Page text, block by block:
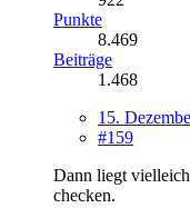
Punkte
8.469
Beiträge
1.468
15.
#159
Dann liegt
checken.